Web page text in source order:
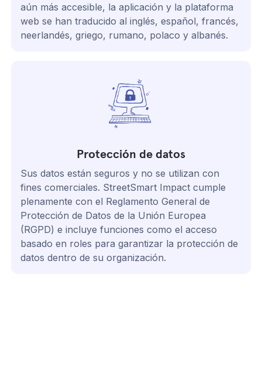
aún más accesible, la aplicación y la plataforma
web se han traducido al inglés, español, francés,
neerlandés, griego, rumano, polaco y albanés.
Protección de datos
Sus datos están seguros y no se utilizan con
fines comerciales. StreetSmart Impact cumple
plenamente con el Reglamento General de
Protección de Datos de la Unión Europea
(RGPD) e incluye funciones como el acceso
basado en roles para garantizar la protección de
datos dentro de su organización.